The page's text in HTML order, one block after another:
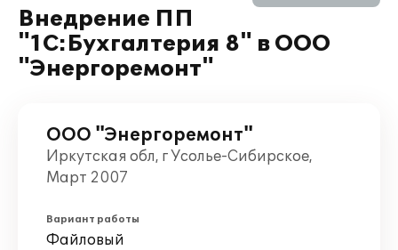
Внедрение ПП
"1С:Бухгалтерия 8" в ООО
"Энергоремонт"
ООО "Энергоремонт"
Иркутская обл, г Усолье-Сибирское,
Март 2007
Вариант работы
Файловый